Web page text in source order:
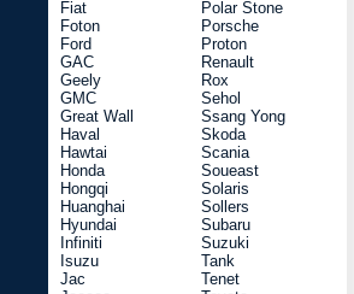
Fiat
Foton
Ford
GAC
Geely
GMC
Great Wall
Haval
Hawtai
Honda
Hongqi
Huanghai
Hyundai
Infiniti
Isuzu
Jac
Polar Stone
Porsche
Proton
Renault
Rox
Sehol
Ssang Yong
Skoda
Scania
Soueast
Solaris
Sollers
Subaru
Suzuki
Tank
Tenet